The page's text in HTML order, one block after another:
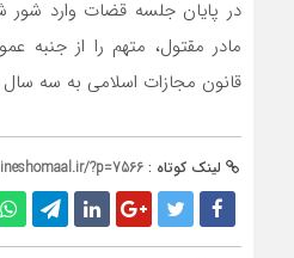
در پایان جلسه قضات وارد شور
قانون مجازات اسلامی به سه
لینک کوتاه : ?p=7566